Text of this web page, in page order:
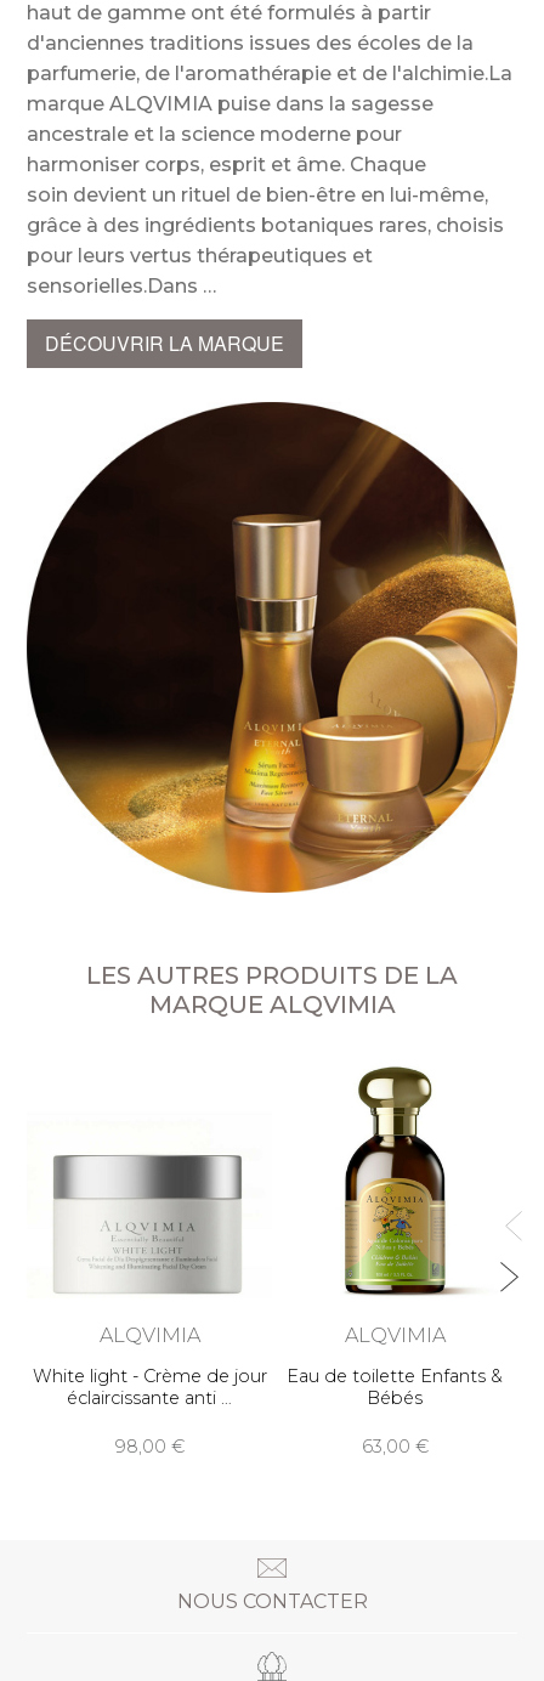
haut de gamme ont été formulés à partir
d'anciennes traditions issues des écoles de la
parfumerie, de l'aromathérapie et de l'alchimie.La
marque ALQVIMIA puise dans la sagesse
ancestrale et la science moderne pour
harmoniser corps, esprit et âme. Chaque
soin devient un rituel de bien-être en lui-même,
grâce à des ingrédients botaniques rares, choisis
pour leurs vertus thérapeutiques et
sensorielles.Dans
DÉCOUVRIR LA MARQUE
LES AUTRES PRODUITS DE LA
MARQUE ALQVIMIA
ALQVIMIA
White light - Crème de jour
éclaircissante anti
98,00
ALQVIMIA
Eau de toilette Enfants &
Bébés
63,00
NOUS CONTACTER